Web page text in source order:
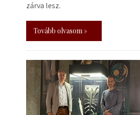
zárva lesz.
Tovább olvasom »